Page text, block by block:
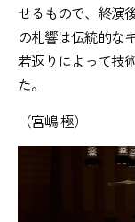
せるもので、終演
の札響は伝統的な
若返りによって技
た。
（宮嶋 極）